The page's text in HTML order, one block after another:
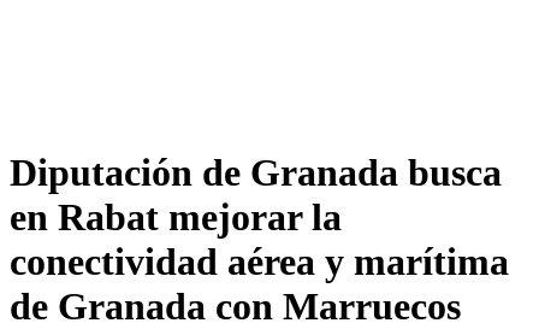
Diputación de Granada busca
en Rabat mejorar la
conectividad aérea y marítima
de Granada con Marruecos